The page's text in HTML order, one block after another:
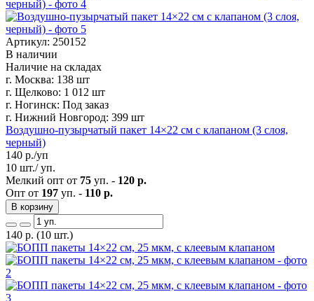
Артикул: 250152
В наличии
Наличие на складах
г. Москва: 138 шт
г. Щелково: 1 012 шт
г. Ногинск: Под заказ
г. Нижний Новгород: 399 шт
Воздушно-пузырчатый пакет 14×22 см с клапаном (3 слоя,
черный)
140 р./уп
10 шт./ уп.
Мелкий опт от 75 уп. - 120 р.
Опт от 197 уп. - 110 р.
В корзину
140 р. (10 шт.)